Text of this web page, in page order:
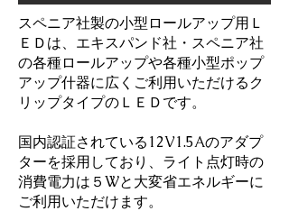
スペニア社製の小型ロールアップ用Ｌ
ＥＤは、エキスパンド社・スペニア社
の各種ロールアップや各種小型ポップ
アップ什器に広くご利用いただけるク
リップタイプのＬＥＤです。
国内認証されている12V1.5Aのアダプ
ターを採用しており、ライト点灯時の
消費電力は５Wと大変省エネルギーに
ご利用いただけます。